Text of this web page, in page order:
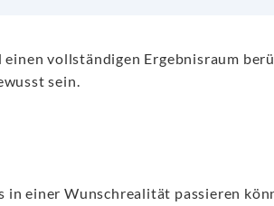
vollständigen Ergebnisraum
sein.
einer Wunschrealität passieren